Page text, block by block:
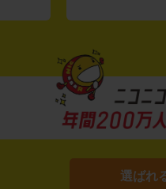
選ばれ